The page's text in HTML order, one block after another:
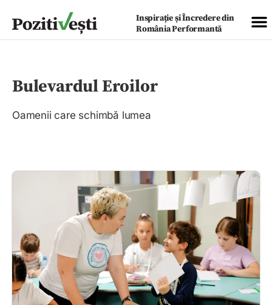
Inspirație și Încredere din
România Performantă
Bulevardul Eroilor
Oamenii care schimbă lumea